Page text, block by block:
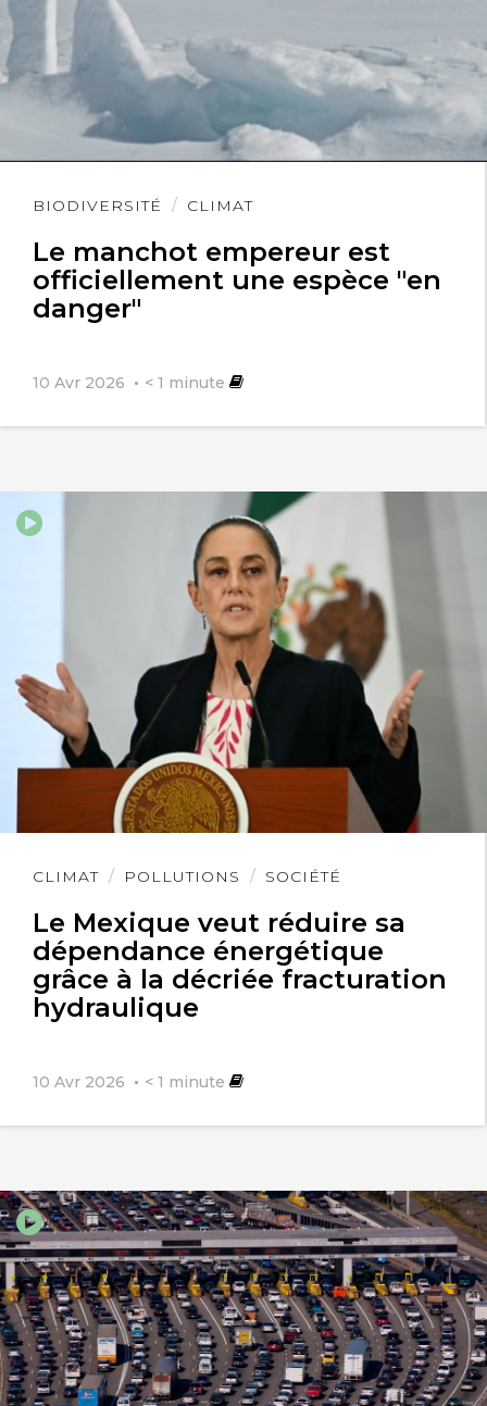
BIODIVERSITÉ CLIMAT
Le manchot empereur est
officiellement une espèce "en
danger"
10 Avr 2026 < 1 minute
Lire
CLIMAT POLLUTIONS SOCIÉTÉ
Le Mexique veut réduire sa
dépendance énergétique
grâce à la décriée fracturation
hydraulique
10 Avr 2026 < 1 minute
Lire